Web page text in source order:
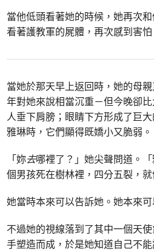
當他低頭看著她的時候，她再次
看著護教軍的屍體，再次感到害怕
當她於那天早上返回時，她的母
年對她來說相當沉重－但今晚卻
人垂下肩膀；眼睛下方形成了巨
雅琳時，它們顯得既嬌小又脆弱。
「妳去哪裡了？」她尖聲問道。
個男孩死在樹林裡，四分五裂，就
她當時本來可以告訴她。她本來可
不過她的視線落到了其中一個天
手塑造而成，於是她知道自己不能